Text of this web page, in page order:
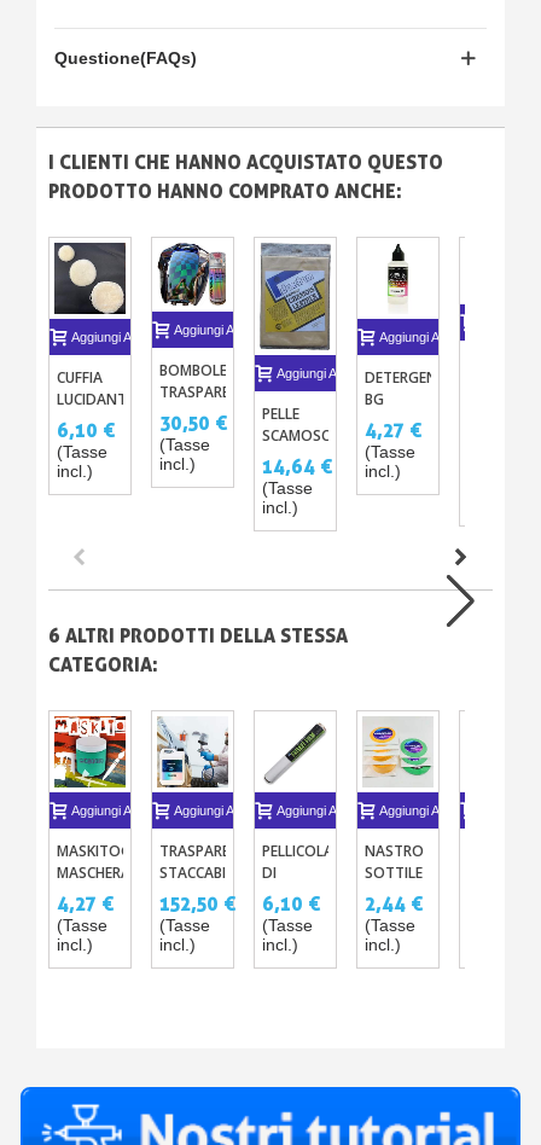
Questione(FAQs)
I CLIENTI CHE HANNO ACQUISTATO QUESTO
PRODOTTO HANNO COMPRATO ANCHE:
Aggiungi Al Carrello
CUFFIA
LUCIDANTE
IN VERA
LANA - 3
DIAMETRI
6,10 €
(Tasse
incl.)
Aggiungi Al Carrello
BOMBOLETTA
TRASPARENTE
UHS
290ML
30,50 €
(Tasse
incl.)
Aggiungi Al Carrello
PELLE
SCAMOSCIATA,
PELLE
NATURALE
STARCHEM
14,64 €
(Tasse
incl.)
Aggiungi Al Carrello
DETERGENTE
BG
SVERNICIATORE
PER GLI
AEROGRAFI
E VERNICI
4,27 €
(Tasse
incl.)
6 ALTRI PRODOTTI DELLA STESSA
CATEGORIA:
Aggiungi Al Carrello
MASKITO®
MASCHERA
LIQUIDA
PER
TUTTE LE
TECNICHE
4,27 €
(Tasse
incl.)
Aggiungi Al Carrello
TRASPARENTE
STACCABILE
CABINA –
MASCHERATURA
LIQUIDA
PROFESSIONALE
152,50 €
(Tasse
incl.)
Aggiungi Al Carrello
PELLICOLA
DI
MASCHERATURA
- FRISKET
FILM
6,10 €
(Tasse
incl.)
Aggiungi Al Carrello
NASTRO
SOTTILE
ADESIVO
X1
2,44 €
(Tasse
incl.)